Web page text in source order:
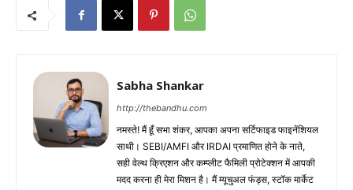
Sabha Shankar
http://thebandhu.com
नमस्ते! मैं हूँ सभा शंकर, आपका अपना सर्टिफाइड फाइनेंशियल
साथी। SEBI/AMFI और IRDAI प्रमाणित होने के नाते,
सही वेल्थ क्रिएशन और कम्प्लीट फैमिली प्रोटेक्शन में आपकी
मदद करना ही मेरा मिशन है। मैं म्यूचुअल फंड्स, स्टॉक मार्केट